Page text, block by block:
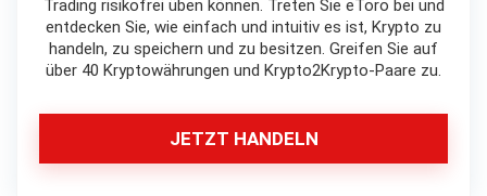
Trading risikofrei üben können. Treten Sie eToro bei und
entdecken Sie, wie einfach und intuitiv es ist, Krypto zu
handeln, zu speichern und zu besitzen. Greifen Sie auf
über 40 Kryptowährungen und Krypto2Krypto-Paare zu.
JETZT HANDELN